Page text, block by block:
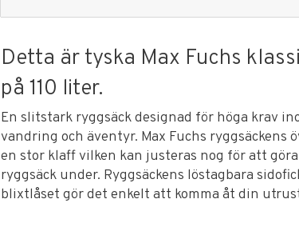
Detta är tyska Max Fuchs
på 110 liter.
En slitstark ryggsäck designad för höga krav
vandring och äventyr. Max Fuchs ryggsäckens
en stor klaff vilken kan justeras nog för att
ryggsäck under. Ryggsäckens löstagbara
blixtlåset gör det enkelt att komma åt din